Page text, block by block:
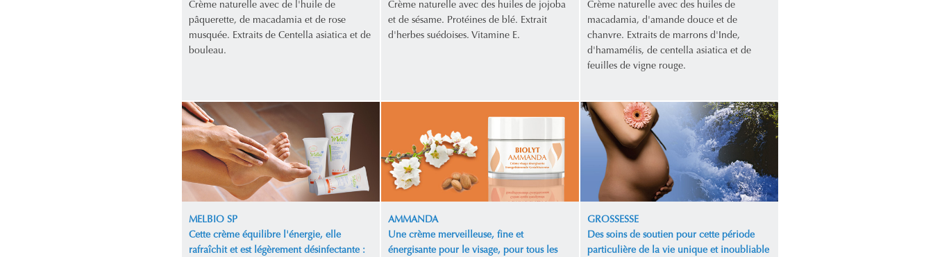
Crème naturelle avec de l'huile de
pâquerette, de macadamia et de rose
musquée. Extraits de Centella asiatica et de
bouleau.
Crème naturelle avec des huiles de jojoba
et de sésame. Protéines de blé. Extrait
d'herbes suédoises. Vitamine E.
Crème naturelle avec des huiles de
macadamia, d'amande douce et de
chanvre. Extraits de marrons d'Inde,
d'hamamélis, de centella asiatica et de
feuilles de vigne rouge.
MELBIO SP
Cette crème équilibre l'énergie, elle
rafraîchit et est légèrement désinfectante :
AMMANDA
Une crème merveilleuse, fine et
énergisante pour le visage, pour tous les
GROSSESSE
Des soins de soutien pour cette période
particulière de la vie unique et inoubliable